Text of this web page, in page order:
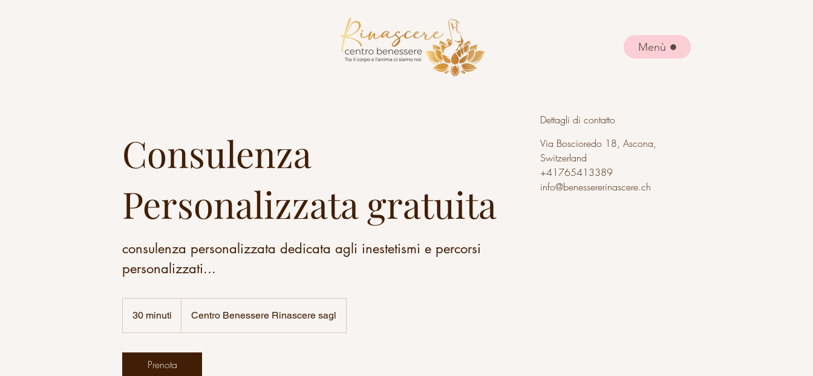
Menù
Consulenza
Personalizzata gratuita
consulenza personalizzata dedicata agli inestetismi e percorsi
personalizzati...
30 minuti
0
Centro Benessere Rinascere sagl
Prenota
Dettagli di contatto
Via Boscioredo 18, Ascona,
Switzerland
+41765413389
info@benessererinascere.ch